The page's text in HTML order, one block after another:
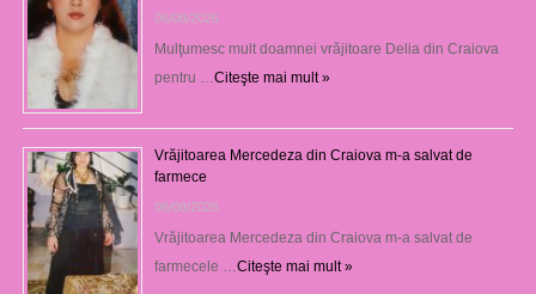
06/08/2026
Mulţumesc mult doamnei vrăjitoare Delia din Craiova
pentru … Citeşte mai mult »
Vrăjitoarea Mercedeza din Craiova m-a salvat de
farmece
06/08/2026
Vrăjitoarea Mercedeza din Craiova m-a salvat de
farmecele … Citeşte mai mult »